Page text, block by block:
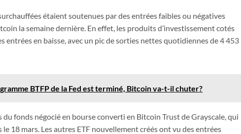
étaient soutenues par des entrées faibles ou négatives
la semaine dernière. En effet, les produits d’investissement cotés
en baisse, avec un pic de sorties nettes quotidiennes de 4 453
BTFP de la Fed est terminé, Bitcoin va-t-il chuter?
fonds négocié en bourse converti en Bitcoin Trust de Grayscale, qui
18 mars. Les autres ETF nouvellement créés ont vu des entrées